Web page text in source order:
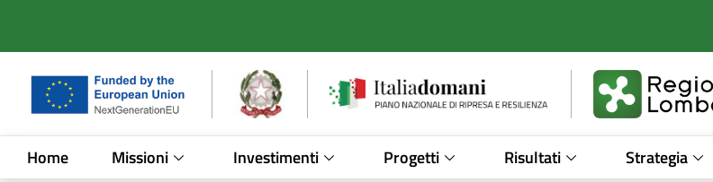
Home Missioni Investimenti Progetti Risultati Strategia